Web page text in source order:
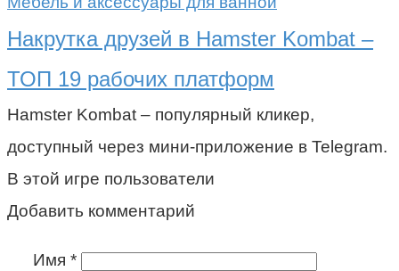
Накрутка друзей в Hamster Kombat –
ТОП 19 рабочих платформ
Hamster Kombat – популярный кликер,
доступный через мини-приложение в Telegram.
В этой игре пользователи
Добавить комментарий
Имя *